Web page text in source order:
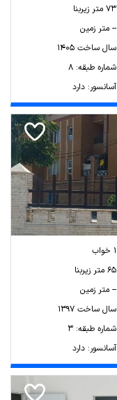
73 متر زیربنا
-- متر زمین
سال ساخت 1405
شماره طبقه: 8
آسانسور: دارد
1 خواب
65 متر زیربنا
-- متر زمین
سال ساخت 1397
شماره طبقه: 3
آسانسور: دارد